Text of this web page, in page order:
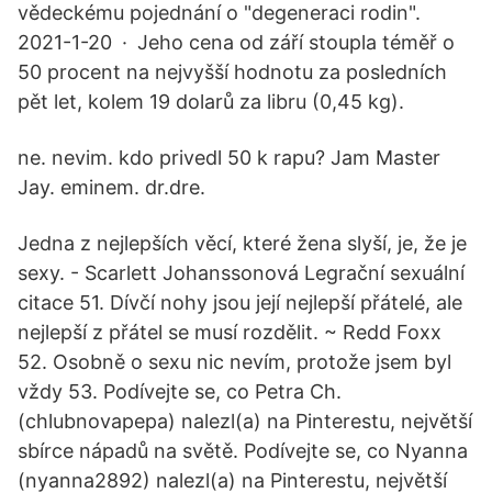
vědeckému pojednání o "degeneraci rodin".
2021-1-20 · Jeho cena od září stoupla téměř o
50 procent na nejvyšší hodnotu za posledních
pět let, kolem 19 dolarů za libru (0,45 kg).
ne. nevim. kdo privedl 50 k rapu? Jam Master
Jay. eminem. dr.dre.
Jedna z nejlepších věcí, které žena slyší, je, že je
sexy. - Scarlett Johanssonová Legrační sexuální
citace 51. Dívčí nohy jsou její nejlepší přátelé, ale
nejlepší z přátel se musí rozdělit. ~ Redd Foxx
52. Osobně o sexu nic nevím, protože jsem byl
vždy 53. Podívejte se, co Petra Ch.
(chlubnovapepa) nalezl(a) na Pinterestu, největší
sbírce nápadů na světě. Podívejte se, co Nyanna
(nyanna2892) nalezl(a) na Pinterestu, největší